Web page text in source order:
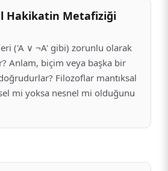
Hakikatin Metafiziği
('A ∨ ¬A' gibi) zorunlu olarak
Anlam, biçim veya başka bir
Filozoflar mantıksal
mi yoksa nesnel mi olduğunu